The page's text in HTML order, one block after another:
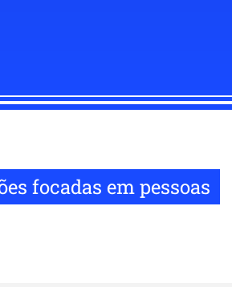
focadas em pessoas